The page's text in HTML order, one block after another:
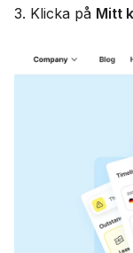
3. Klicka på Mitt